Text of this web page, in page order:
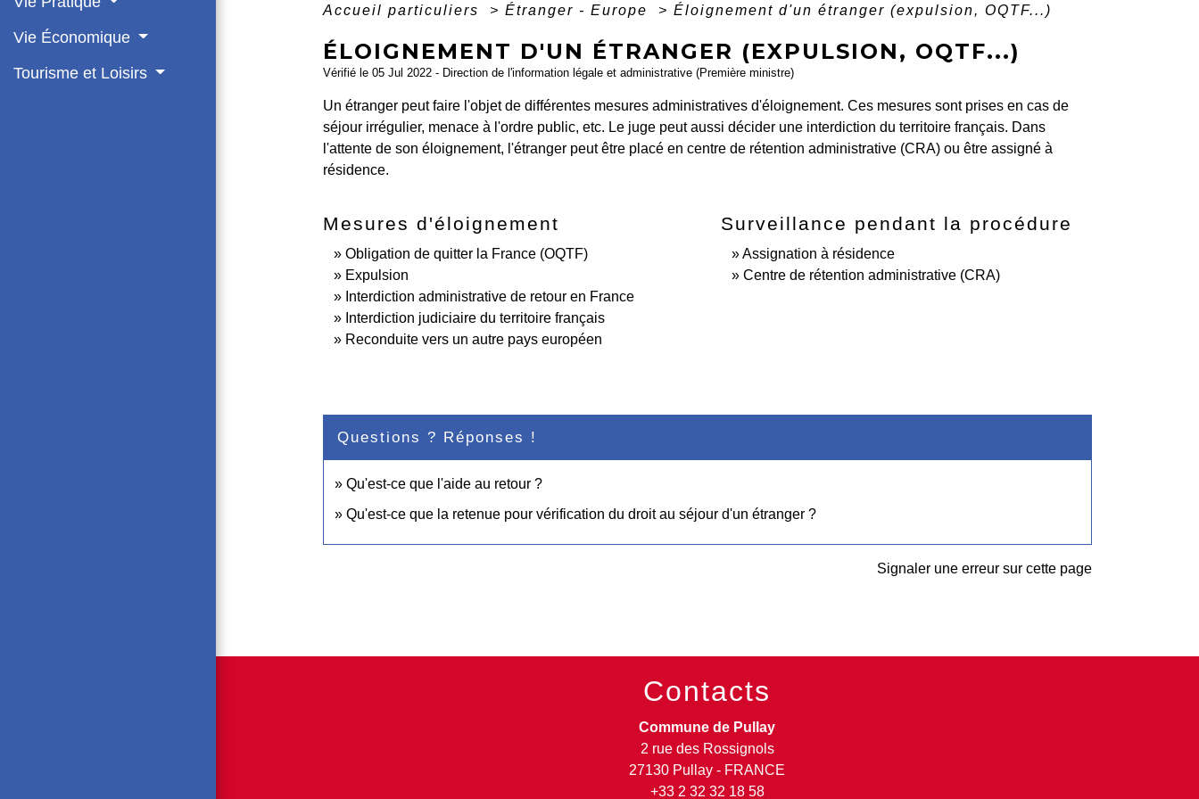
Vie Économique
Tourisme et Loisirs
Accueil particuliers > Étranger - Europe > Éloignement d'un étranger (expulsion, OQTF...)
ÉLOIGNEMENT D'UN ÉTRANGER (EXPULSION, OQTF...)
Vérifié le 05 Jul 2022 - Direction de l'information légale et administrative (Première ministre)
Un étranger peut faire l'objet de différentes mesures administratives d'éloignement. Ces mesures sont prises en cas de
séjour irrégulier, menace à l'ordre public, etc. Le juge peut aussi décider une interdiction du territoire français. Dans
l'attente de son éloignement, l'étranger peut être placé en centre de rétention administrative (CRA) ou être assigné à
résidence.
Mesures d'éloignement
Obligation de quitter la France (OQTF)
Expulsion
Interdiction administrative de retour en France
Interdiction judiciaire du territoire français
Reconduite vers un autre pays européen
Surveillance pendant la procédure
Assignation à résidence
Centre de rétention administrative (CRA)
Questions ? Réponses !
Qu'est-ce que l'aide au retour ?
Qu'est-ce que la retenue pour vérification du droit au séjour d'un étranger ?
Signaler une erreur sur cette page
Contacts
Commune de Pullay
2 rue des Rossignols
27130 Pullay - FRANCE
+33 2 32 32 18 58